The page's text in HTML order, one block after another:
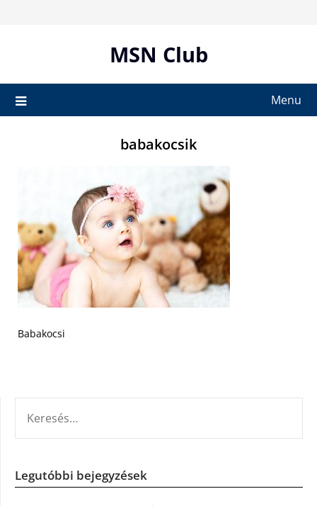
MSN Club
Menu
babakocsik
Babakocsi
Legutóbbi bejegyzések